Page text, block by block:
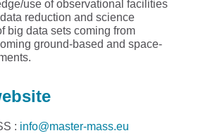
use of observational facilities
reduction and science
big data sets coming from
ground-based and space-
: info@master-mass.eu